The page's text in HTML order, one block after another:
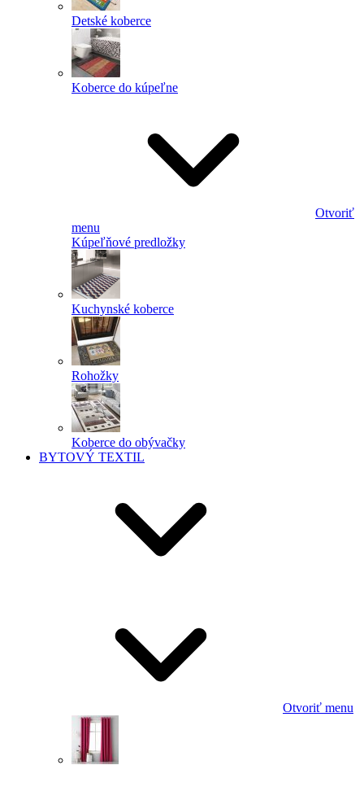
Detské koberce
Koberce do kúpeľne
Otvoriť
menu
Kúpeľňové predložky
Kuchynské koberce
Rohožky
Koberce do obývačky
BYTOVÝ TEXTIL
Otvoriť menu